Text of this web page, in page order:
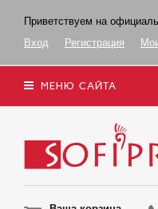
Приветствуем на
Вход
Регистрация
МЕНЮ САЙТА